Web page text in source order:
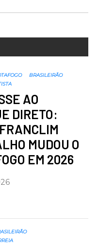
BRASILEIRÃO
AO
DIRETO:
MUDOU O
EM 2026